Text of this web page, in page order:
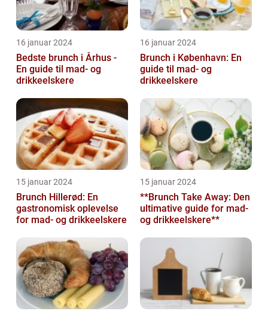
16 januar 2024
Bedste brunch i Århus -
En guide til mad- og
drikkeelskere
16 januar 2024
Brunch i København: En
guide til mad- og
drikkeelskere
15 januar 2024
Brunch Hillerød: En
gastronomisk oplevelse
for mad- og drikkeelskere
15 januar 2024
**Brunch Take Away: Den
ultimative guide for mad-
og drikkeelskere**